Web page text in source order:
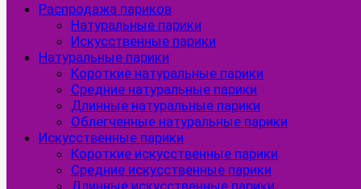
Распродажа париков
Натуральные парики
Искусственные парики
Натуральные парики
Короткие натуральные парики
Средние натуральные парики
Длинные натуральные парики
Облегченные натуральные парики
Искусственные парики
Короткие искусственные парики
Средние искусственные парики
Длинные искусственные парики